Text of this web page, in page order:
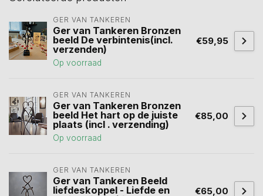
GER VAN TANKEREN
Ger van Tankeren Bronzen
beeld De verbintenis(incl.
verzenden)
Op voorraad
€59,95
GER VAN TANKEREN
Ger van Tankeren Bronzen
beeld Het hart op de juiste
plaats (incl . verzending)
Op voorraad
€85,00
GER VAN TANKEREN
Ger van Tankeren Beeld
liefdeskoppel - Liefde en
€65,00